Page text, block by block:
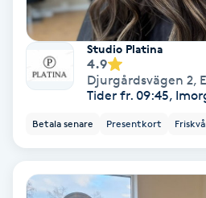
Hälsa
Hälsprickor
Studio Platina
4.9
Djurgårdsvägen 2,
Tider fr. 09:45,
Betala senare Presentkort